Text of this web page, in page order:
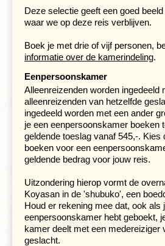
Zo bevinden de meeste
van de stad in een prachtig park,
hoge Todaiji-tempel, het grootste
wereld. In de tempel vind je een
boeddhabeeld ter wereld en
meter hoge houten
Nio-beelden
.
staan nog meer fraaie eeuwenoude
sommige uit de 7e en 8e eeuw
Je kan
het park
heiligdom
bezoeken
3.000
tempels
verschil is
de ingang
altijd een
Deze selectie geeft een goed
waar we op deze reis verblijven.
Boek je met drie of vijf personen,
informatie over de kamerindeling.
Eenpersoonskamer
Alleenreizenden worden ingedeeld
alleenreizenden van hetzelfde
ingedeeld worden met een ander
je een eenpersoonskamer boeken
geldende toeslag vanaf 545,-. Kies
boeken voor een
geldende bedrag voor jouw reis.
Uitzondering hierop vormt de
Koyasan in de 'shubuko', een
Houd er rekening mee dat, ook als
eenpersoonskamer hebt geboekt,
kamer deelt met een medereiziger
geslacht.